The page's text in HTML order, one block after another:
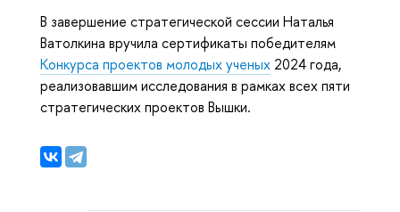
В завершение стратегической сессии Наталья
Ватолкина вручила сертификаты победителям
Конкурса проектов молодых ученых 2024 года,
реализовавшим исследования в рамках всех пяти
стратегических проектов Вышки.